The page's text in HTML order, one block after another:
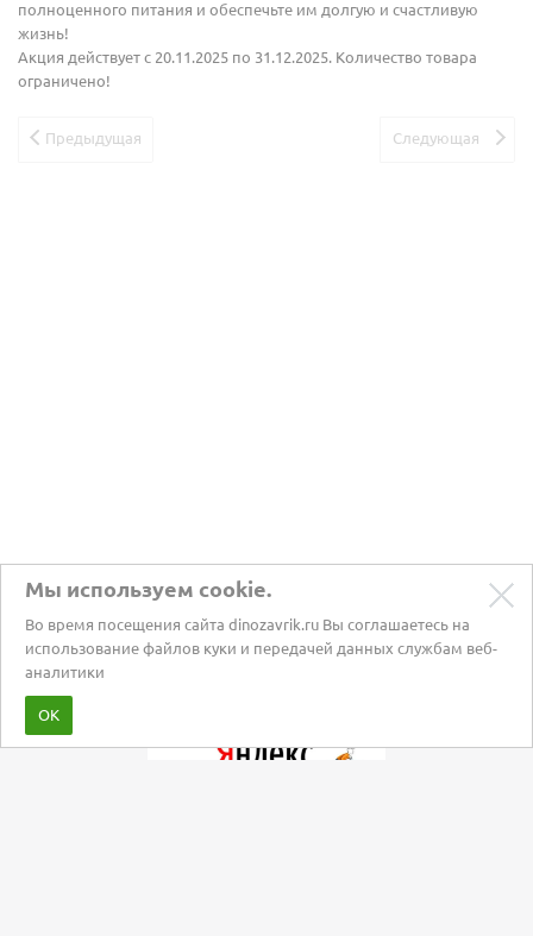
полноценного питания и обеспечьте им долгую и счастливую
жизнь!
Акция действует с 20.11.2025 по 31.12.2025. Количество товара
ограничено!
Предыдущая Следующая
Мы используем cookie.
Во время посещения сайта dinozavrik.ru Вы соглашаетесь на
использование файлов куки и передачей данных службам веб-
аналитики
ОК